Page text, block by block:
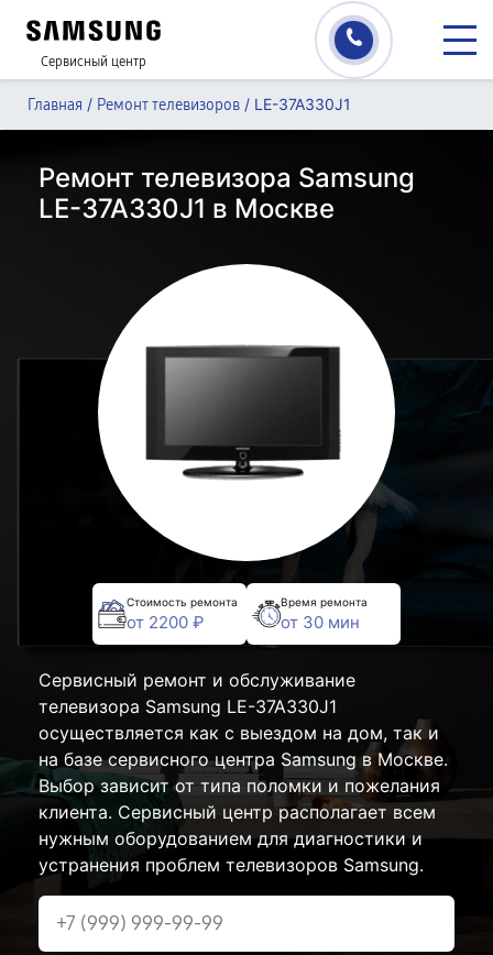
Сервисный центр
Главная / Ремонт телевизоров / LE-37A330J1
Ремонт телевизора Samsung
LE-37A330J1 в Москве
Стоимость ремонта
от 2200 ₽
Время ремонта
от 30 мин
Сервисный ремонт и обслуживание
телевизора Samsung LE-37A330J1
осуществляется как с выездом на дом, так и
на базе сервисного центра Samsung в Москве.
Выбор зависит от типа поломки и пожелания
клиента. Сервисный центр располагает всем
нужным оборудованием для диагностики и
устранения проблем телевизоров Samsung.